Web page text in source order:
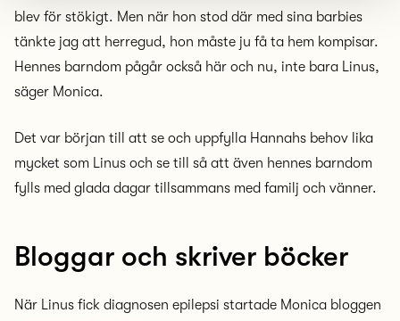
blev för stökigt. Men när hon stod där med sina barbies
tänkte jag att herregud, hon måste ju få ta hem kompisar.
Hennes barndom pågår också här och nu, inte bara Linus,
säger Monica.
Det var början till att se och uppfylla Hannahs behov lika
mycket som Linus och se till så att även hennes barndom
fylls med glada dagar tillsammans med familj och vänner.
Bloggar och skriver böcker
När Linus fick diagnosen epilepsi startade Monica bloggen